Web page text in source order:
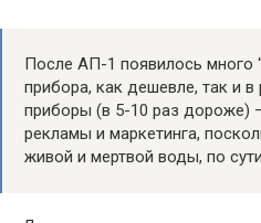
После АП-1 появилось много
прибора, как дешевле, так и
приборы (в 5-10 раз дороже)
рекламы и маркетинга,
живой и мертвой воды, по